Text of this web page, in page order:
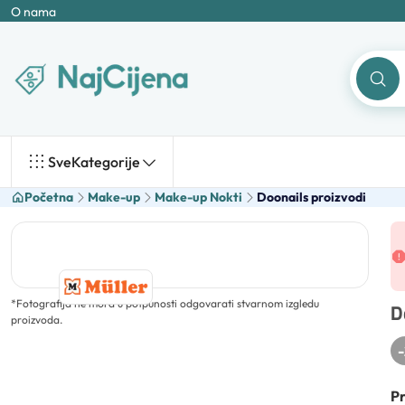
O nama
SveKategorije
Početna Make-up Make-up Nokti Doonails proizvodi
*Fotografija ne mora u potpunosti odgovarati stvarnom izgledu
proizvoda.
-